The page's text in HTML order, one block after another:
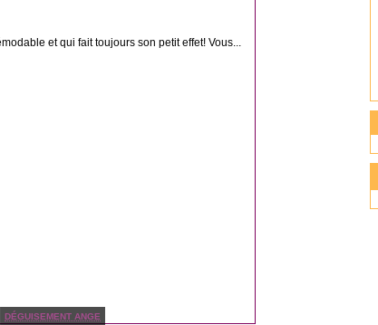
et qui fait toujours son petit effet! Vous...
DÉGUISEMENT ANGE